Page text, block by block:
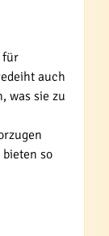
für
auch
was sie zu
so